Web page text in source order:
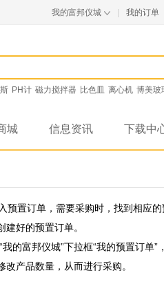
我的富邦仪城 我的订单
PH计 磁力搅拌器 比色皿 离心机 博美玻
城 信息资讯 下载中
置订单，需要采购时，找到相应
好的预置订单。
的富邦仪城”下拉框“我的预置订单
产品数量，从而进行采购。